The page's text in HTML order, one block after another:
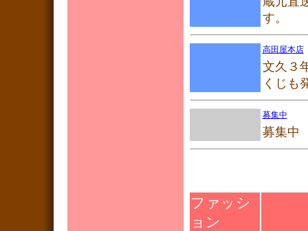
す。
高田屋本店
文久３
くじも
募集中
募集中
ファッシ
ョン